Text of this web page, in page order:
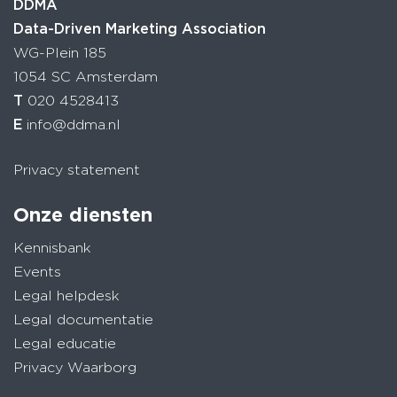
DDMA
Data-Driven Marketing Association
WG-Plein 185
1054 SC Amsterdam
T 020 4528413
E info@ddma.nl
Privacy statement
Onze diensten
Kennisbank
Events
Legal helpdesk
Legal documentatie
Legal educatie
Privacy Waarborg